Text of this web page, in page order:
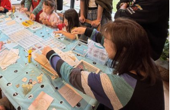
を読む
家 梺ぐらし 薪ストーブライフ
土間ライフ
りアイテム 季節の行事 夏
2026年08月09日